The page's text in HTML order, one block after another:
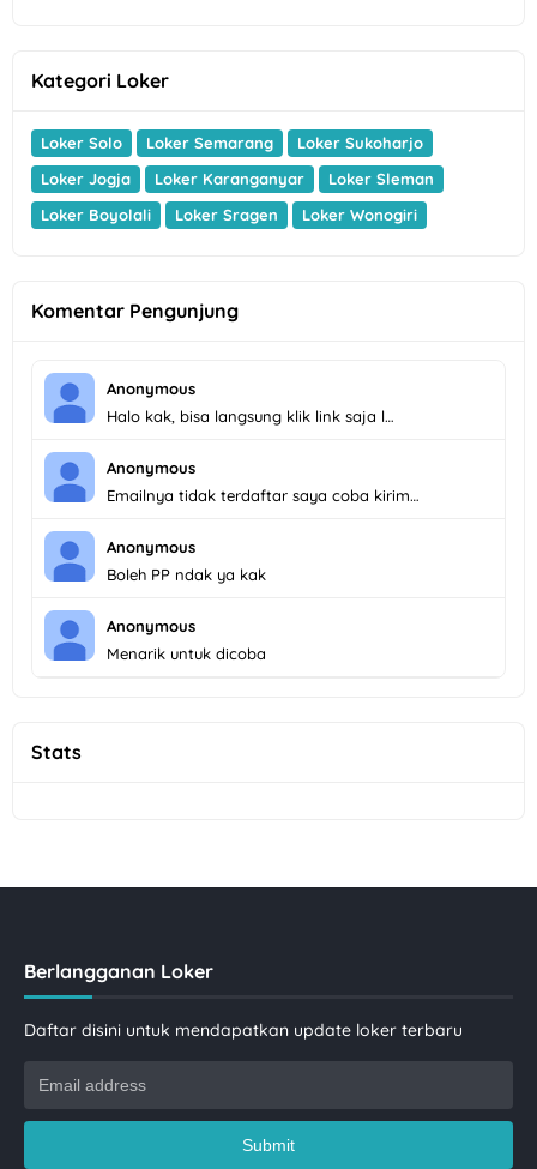
Kategori Loker
Loker Solo Loker Semarang
Loker Sukoharjo
Loker Jogja
Loker Karanganyar
Loker Sleman
Loker Boyolali
Loker Sragen Loker Wonogiri
Komentar Pengunjung
Anonymous
Halo kak, bisa langsung klik link saja l…
Anonymous
Emailnya tidak terdaftar saya coba kirim…
Anonymous
Boleh PP ndak ya kak
Anonymous
Menarik untuk dicoba
Stats
Berlangganan Loker
Daftar disini untuk mendapatkan update loker terbaru